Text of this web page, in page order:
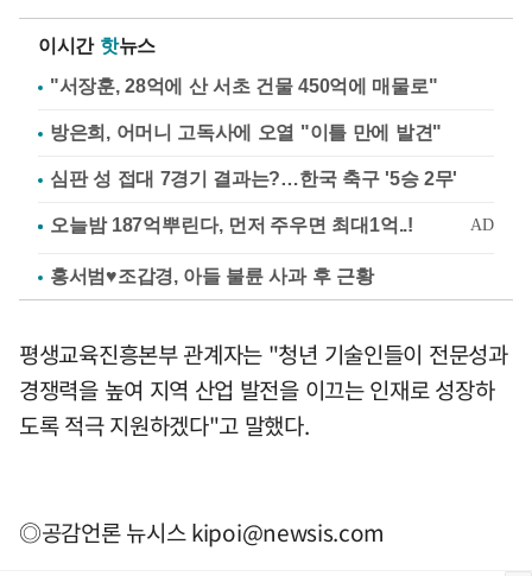
이시간 핫뉴스
"서장훈, 28억에 산 서초 건물 450억에 매물로"
방은희, 어머니 고독사에 오열 "이틀 만에 발견"
심판 성 접대 7경기 결과는?…한국 축구 '5승 2무'
홍서범♥조갑경, 아들 불륜 사과 후 근황
평생교육진흥본부 관계자는 "청년 기술인들이 전문성과
경쟁력을 높여 지역 산업 발전을 이끄는 인재로 성장하
도록 적극 지원하겠다"고 말했다.
◎공감언론 뉴시스kipoi@newsis.com